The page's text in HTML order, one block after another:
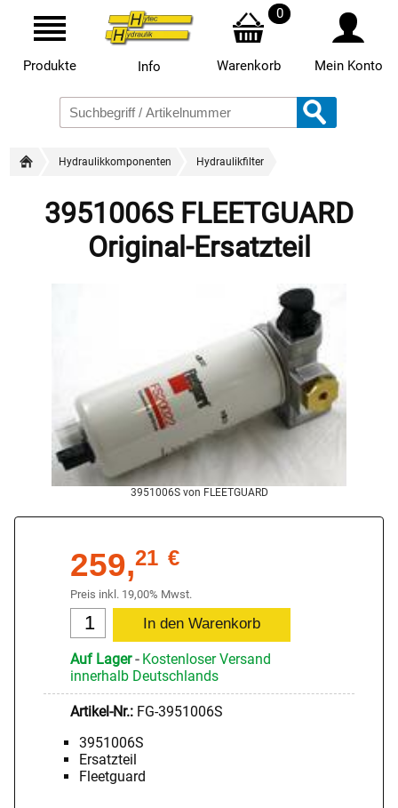
Produkte Info
0
Warenkorb Mein Konto
Hydraulikkomponenten Hydraulikfilter
3951006S FLEETGUARD
Original-Ersatzteil
3951006S von FLEETGUARD
259,21 €
Preis inkl. 19,00% Mwst.
Auf Lager- Kostenloser Versand
innerhalb Deutschlands
Artikel-Nr.: FG-3951006S
3951006S
Ersatzteil
Fleetguard